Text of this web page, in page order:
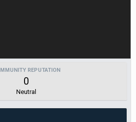
REPUTATION
0
Neutral